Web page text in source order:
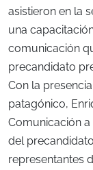
asistieron en la
una
comunicación
precandidato
Con la
patagónico,
Comunicación
del
representantes